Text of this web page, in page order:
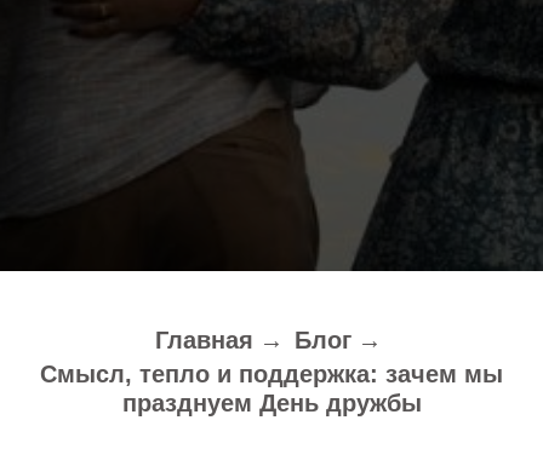
Главная → Блог →
Смысл, тепло и поддержка: зачем мы
празднуем День дружбы